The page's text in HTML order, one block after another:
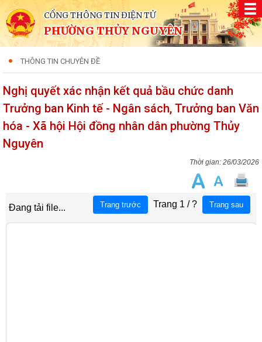
CỔNG THÔNG TIN ĐIỆN TỬ
PHƯỜNG THỦY NGUYÊN
THÔNG TIN CHUYÊN ĐỀ
Nghị quyết xác nhận kết quả bầu chức danh
Trưởng ban Kinh tế - Ngân sách, Trưởng ban Văn
hóa - Xã hội Hội đồng nhân dân phường Thủy
Nguyên
26/03/2026